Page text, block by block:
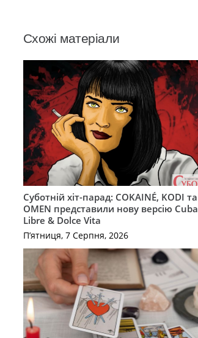
Схожі матеріали
Суботній хіт-парад: COKAINÉ, KODI та
OMEN представили нову версію Cuba
Libre & Dolce Vita
П’ятниця, 7 Серпня, 2026